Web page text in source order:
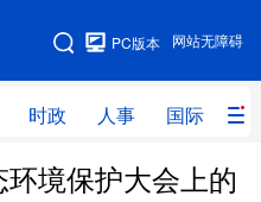
网站无障碍
PC版本
时政 人事 国际 财
图
时政 人事
境保护大会上的